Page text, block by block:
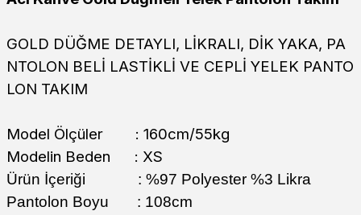
GOLD DÜĞME DETAYLI, LİKRALI, DİK YAKA, PA
NTOLON BELİ LASTİKLİ VE CEPLİ YELEK PANTO
LON TAKIM
Model Ölçüler : 160cm/55kg
Modelin Beden : XS
Ürün İçeriği : %97 Polyester %3 Likra
Pantolon Boyu : 108cm